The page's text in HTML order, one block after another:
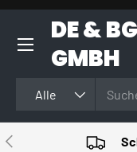
DIREKT ZUM INHALT
DE &
GMBH
Alle
VORHERIGE